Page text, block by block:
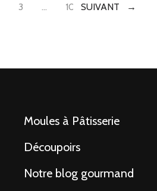
PAGE PAGE
3 … PAGE
10 SUIVANT
Moules à Pâtisserie
Découpoirs
Notre blog gourmand